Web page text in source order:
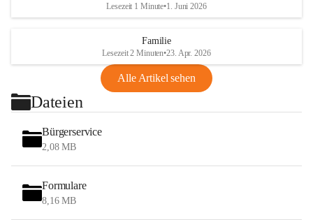
Lesezeit 1 Minute•1. Juni 2026
Familie
Lesezeit 2 Minuten•23. Apr. 2026
Alle Artikel sehen
Dateien
Bürgerservice
2,08 MB
Formulare
8,16 MB